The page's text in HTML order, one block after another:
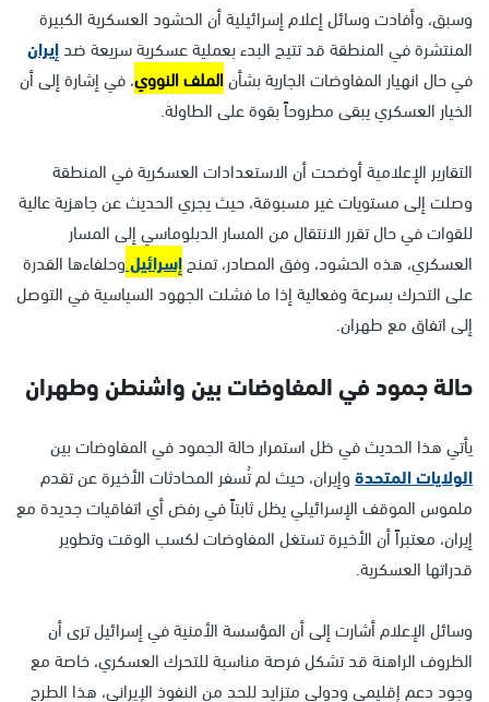
وسبق، وأفادت وسائل إعلام إسرائيلية أن الحشود العسكرية الكبيرة
المنتشرة في المنطقة قد تتيح البدء بعملية عسكرية سريعة ضدإيران
في حال انهيار المفاوضات الجارية بشأنالملف النووي، في إشارة إلى أن
الخيار العسكري يبقى مطروحاً بقوة على الطاولة.
التقارير الإعلامية أوضحت أن الاستعدادات العسكرية في المنطقة
وصلت إلى مستويات غير مسبوقة، حيث يجري الحديث عن جاهزية عالية
للقوات في حال تقرر الانتقال من المسار الدبلوماسي إلى المسار
العسكري، هذه الحشود، وفق المصادر، تمنحإسرائيلوحلفاءها القدرة
على التحرك بسرعة وفعالية إذا ما فشلت الجهود السياسية في التوصل
إلى اتفاق مع طهران.
حالة جمود في المفاوضات بين واشنطن وطهران
يأتي هذا الحديث في ظل استمرار حالة الجمود في المفاوضات بين
الولايات المتحدةوإيران، حيث لم تُسفر المحادثات الأخيرة عن تقدم
ملموس الموقف الإسرائيلي يظل ثابتاً في رفض أي اتفاقيات جديدة مع
إيران، معتبراً أن الأخيرة تستغل المفاوضات لكسب الوقت وتطوير
قدراتها العسكرية.
وسائل الإعلام أشارت إلى أن المؤسسة الأمنية في إسرائيل ترى أن
الظروف الراهنة قد تشكل فرصة مناسبة للتحرك العسكري، خاصة مع
وجود دعم إقليمي ودولي متزايد للحد من النفوذ الإيراني، هذا الطرح